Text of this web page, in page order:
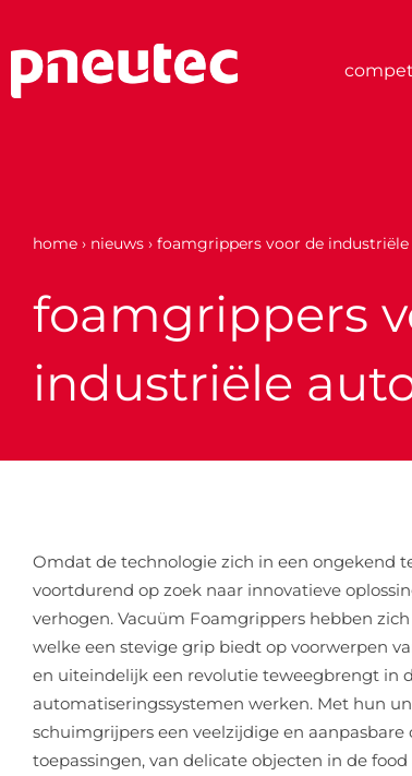
inhoud
home › nieuws › foamgrippers voor de
foamgrippers
industriële
Omdat de technologie zich in een ongekend
voortdurend op zoek naar innovatieve
verhogen. Vacuüm Foamgrippers hebben
welke een stevige grip biedt op voorwerpen
en uiteindelijk een revolutie teweegbrengt in
automatiseringssystemen werken. Met hun
schuimgrijpers een veelzijdige en aanpasbare
toepassingen, van delicate objecten in de